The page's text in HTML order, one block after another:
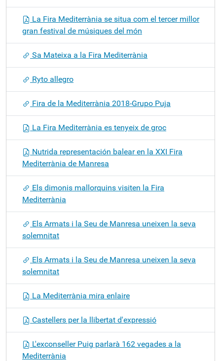
La Fira Mediterrània se situa com el tercer millor
gran festival de músiques del món
Sa Mateixa a la Fira Mediterrània
Ryto allegro
Fira de la Mediterrània 2018-Grupo Puja
La Fira Mediterrània es tenyeix de groc
Nutrida representación balear en la XXI Fira
Mediterrània de Manresa
Els dimonis mallorquins visiten la Fira
Mediterrània
Els Armats i la Seu de Manresa uneixen la seva
solemnitat
Els Armats i la Seu de Manresa uneixen la seva
solemnitat
La Mediterrània mira enlaire
Castellers per la llibertat d'expressió
L'exconseller Puig parlarà 162 vegades a la
Mediterrània